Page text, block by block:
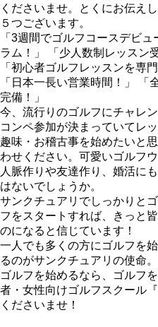
くださいませ。とくにお伝え
５つございます。
「3週間でゴルフコースデビ
ラム！」 「少人数制レッスン
「初心者ゴルフレッスンを専
「日本一長い営業時間！」 「
完備！」
今、流行りのゴルフにチャレ
コンペ参加が決まっていてレ
趣味・お稽古事を始めたいと
わせください。可愛いゴルフ
人脈作りや友達作り、婚活に
はないでしょうか。
サンクチュアリでしっかりと
フをスタートすれば、きっと
のになると信じています！
一人でも多くの方にゴルフを
るのがサンクチュアリの使命。
ゴルフを始めるなら、ゴルフ
者・女性向けゴルフスクール
くださいませ！